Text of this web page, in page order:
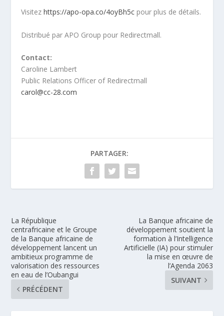
Visitezhttps://apo-opa.co/4oyBh5c pour plus de détails.
Distribué par APO Group pour Redirectmall.
Contact:
Caroline Lambert
Public Relations Officer of Redirectmall
carol@cc-28.com
PARTAGER:
La République
centrafricaine et le Groupe
de la Banque africaine de
développement lancent un
ambitieux programme de
valorisation des ressources
en eau de l’Oubangui
PRÉCÉDENT
La Banque africaine de
développement soutient la
formation à l’Intelligence
Artificielle (IA) pour stimuler
la mise en œuvre de
l’Agenda 2063
SUIVANT